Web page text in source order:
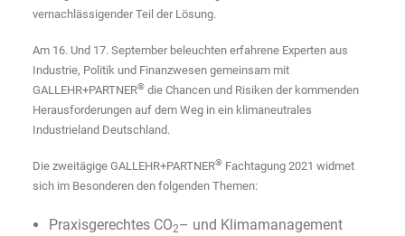
vernachlässigender Teil der Lösung.
Am 16. Und 17. September beleuchten erfahrene Experten aus
Industrie, Politik und Finanzwesen gemeinsam mit
GALLEHR+PARTNER® die Chancen und Risiken der kommenden
Herausforderungen auf dem Weg in ein klimaneutrales
Industrieland Deutschland.
Die zweitägige GALLEHR+PARTNER® Fachtagung 2021 widmet
sich im Besonderen den folgenden Themen:
Praxisgerechtes CO2– und Klimamanagement